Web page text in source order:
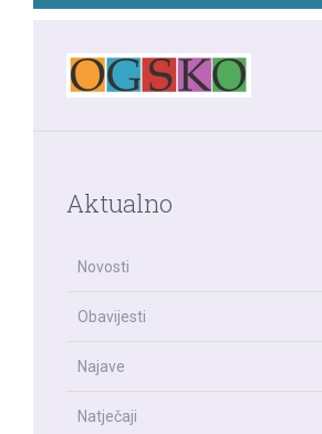
Aktualno
Novosti
Obavijesti
Najave
Natječaji